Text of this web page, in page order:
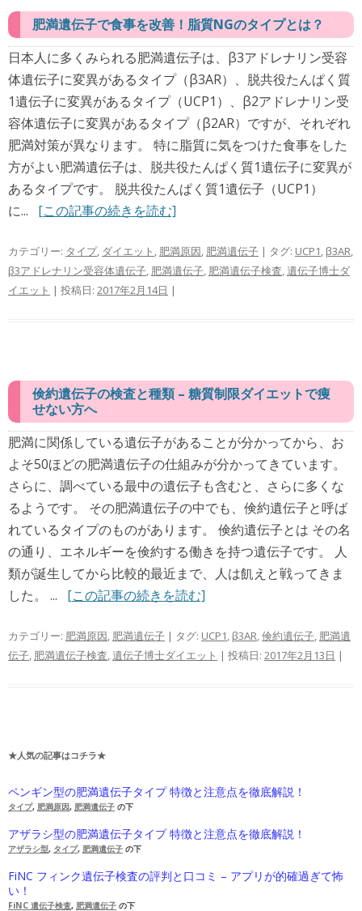
肥満遺伝子で食事を改善！脂質NGのタイプとは？
日本人に多くみられる肥満遺伝子は、β3アドレナリン受容
体遺伝子に変異があるタイプ（β3AR）、脱共役たんぱく質
1遺伝子に変異があるタイプ（UCP1）、β2アドレナリン受
容体遺伝子に変異があるタイプ（β2AR）ですが、それぞれ
肥満対策が異なります。 特に脂質に気をつけた食事をした
方がよい肥満遺伝子は、脱共役たんぱく質1遺伝子に変異が
あるタイプです。 脱共役たんぱく質1遺伝子（UCP1）
に... [この記事の続きを読む]
カテゴリー: タイプ, ダイエット , 肥満原因, 肥満遺伝子 | タグ: UCP1, β3AR,
β3アドレナリン受容体遺伝子, 肥満遺伝子, 肥満遺伝子検査,遺伝子博士ダ
イエット | 投稿日: 2017年2月14日 |
倹約遺伝子の検査と種類 – 糖質制限ダイエットで痩
せない方へ
肥満に関係している遺伝子があることが分かってから、お
よそ50ほどの肥満遺伝子の仕組みが分かってきています。
さらに、調べている最中の遺伝子も含むと、さらに多くな
るようです。 その肥満遺伝子の中でも、倹約遺伝子と呼ば
れているタイプのものがあります。 倹約遺伝子とは その名
の通り、エネルギーを倹約する働きを持つ遺伝子です。 人
類が誕生してから比較的最近まで、人は飢えと戦ってきま
した。 ... [この記事の続きを読む]
カテゴリー: 肥満原因, 肥満遺伝子 | タグ: UCP1, β3AR,倹約遺伝子, 肥満遺
伝子, 肥満遺伝子検査,遺伝子博士ダイエット | 投稿日: 2017年2月13日 |
★人気の記事はコチラ★
ペンギン型の肥満遺伝子タイプ 特徴と注意点を徹底解説！
タイプ, 肥満原因, 肥満遺伝子 の下
アザラシ型の肥満遺伝子タイプ 特徴と注意点を徹底解説！
アザラシ型, タイプ, 肥満遺伝子 の下
FiNC フィンク遺伝子検査の評判と口コミ – アプリが的確過ぎて怖
い！
FiNC 遺伝子検査, 肥満遺伝子 の下